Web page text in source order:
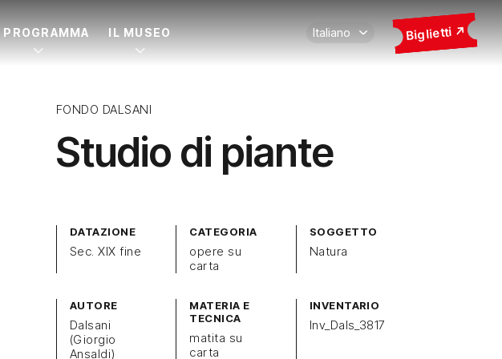
PROGRAMMA IL MUSEO Biglietti
FONDO DALSANI
Studio di piante
DATAZIONE
Sec. XIX fine
CATEGORIA
opere su
carta
SOGGETTO
Natura
AUTORE
Dalsani
(Giorgio
Ansaldi)
MATERIA E
TECNICA
matita su
carta
INVENTARIO
Inv_Dals_3817